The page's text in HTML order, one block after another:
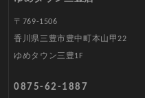
〒769-1506
香川県三豊市豊中町本山甲22
ゆめタウン三豊1F
0875-62-1887